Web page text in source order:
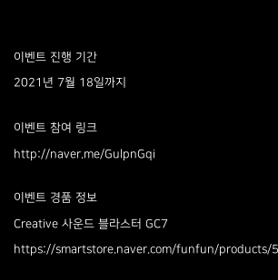
이벤트 진행 기간
2021년 7월 18일까지
이벤트 참여 링크
http://naver.me/GulpnGqi
이벤트 경품 정보
Creative 사운드 블라스터 GC7
https://smartstore.naver.com/funfun/products/